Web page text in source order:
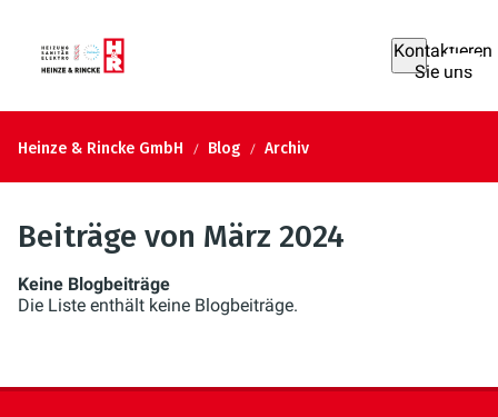
Kontaktieren
Sie uns
Heinze & Rincke GmbH Blog Archiv
Beiträge von März 2024
Keine Blogbeiträge
Die Liste enthält keine Blogbeiträge.